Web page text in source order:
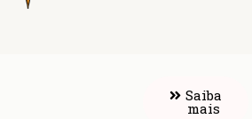
Saiba
mais